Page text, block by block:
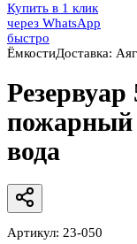
Купить в 1 клик
через WhatsApp
быстро
ЁмкостиДоставка:
пожарный
вода
Артикул: 23-050